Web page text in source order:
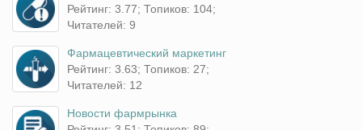
Рейтинг: 3.77; Топиков: 104;
Читателей: 9
Фармацевтический маркетинг
Рейтинг: 3.63; Топиков: 27;
Читателей: 12
Новости фармрынка